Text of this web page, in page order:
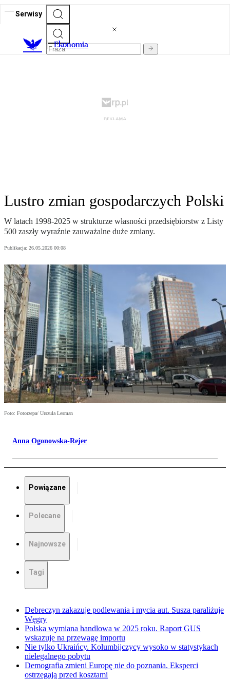
Serwisy
Ekonomia
Lustro zmian gospodarczych Polski
W latach 1998-2025 w strukturze własności przedsiębiorstw z Listy
500 zaszły wyraźnie zauważalne duże zmiany.
Publikacja: 26.05.2026 00:08
Foto: Fotorzepa/ Urszula Lesman
Anna Ogonowska-Rejer
Powiązane
Polecane
Najnowsze
Tagi
Debreczyn zakazuje podlewania i mycia aut. Susza paraliżuje
Węgry
Polska wymiana handlowa w 2025 roku. Raport GUS
wskazuje na przewagę importu
Nie tylko Ukraińcy. Kolumbijczycy wysoko w statystykach
nielegalnego pobytu
Demografia zmieni Europę nie do poznania. Eksperci
ostrzegają przed kosztami